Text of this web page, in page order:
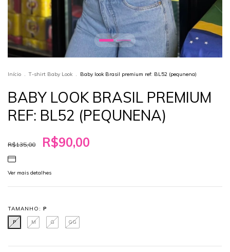
Início . T-shirt Baby Look . Baby look Brasil premium ref: BL52 (pequnena)
BABY LOOK BRASIL PREMIUM
REF: BL52 (PEQUNENA)
R$135,00 R$90,00
Ver mais detalhes
TAMANHO: P
P
M G GG